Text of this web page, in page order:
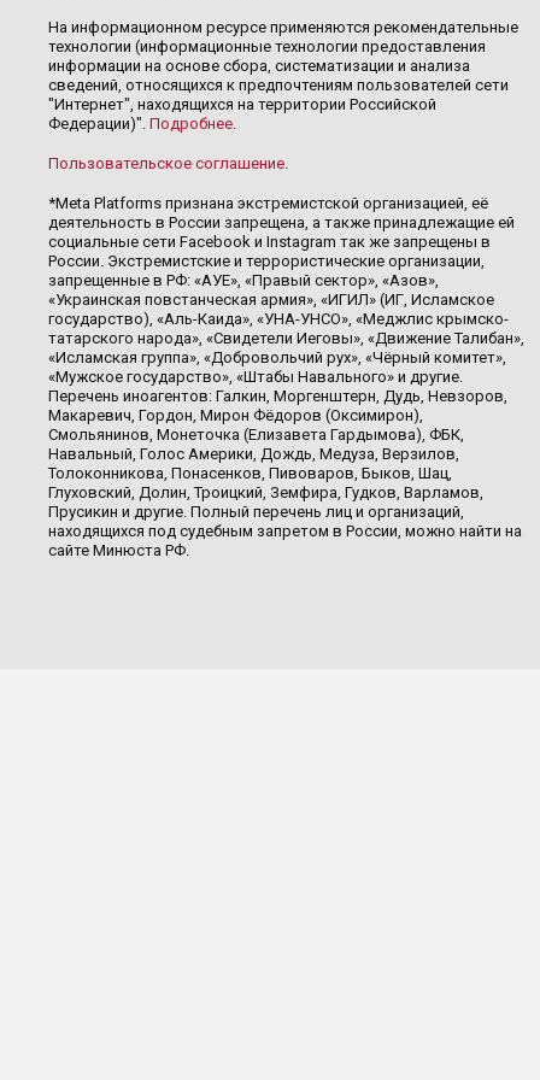
На информационном ресурсе применяются рекомендательные
технологии (информационные технологии предоставления
информации на основе сбора, систематизации и анализа
сведений, относящихся к предпочтениям пользователей сети
"Интернет", находящихся на территории Российской
Федерации)". Подробнее.
Пользовательское соглашение.
*Meta Platforms признана экстремистской организацией, её
деятельность в России запрещена, а также принадлежащие ей
социальные сети Facebook и Instagram так же запрещены в
России. Экстремистские и террористические организации,
запрещенные в РФ: «АУЕ», «Правый сектор», «Азов»,
«Украинская повстанческая армия», «ИГИЛ» (ИГ, Исламское
государство), «Аль-Каида», «УНА-УНСО», «Меджлис крымско-
татарского народа», «Свидетели Иеговы», «Движение Талибан»,
«Исламская группа», «Добровольчий рух», «Чёрный комитет»,
«Мужское государство», «Штабы Навального» и другие.
Перечень иноагентов: Галкин, Моргенштерн, Дудь, Невзоров,
Макаревич, Гордон, Мирон Фёдоров (Оксимирон),
Смольянинов, Монеточка (Елизавета Гардымова), ФБК,
Навальный, Голос Америки, Дождь, Медуза, Верзилов,
Толоконникова, Понасенков, Пивоваров, Быков, Шац,
Глуховский, Долин, Троицкий, Земфира, Гудков, Варламов,
Прусикин и другие. Полный перечень лиц и организаций,
находящихся под судебным запретом в России, можно найти на
сайте Минюста РФ.